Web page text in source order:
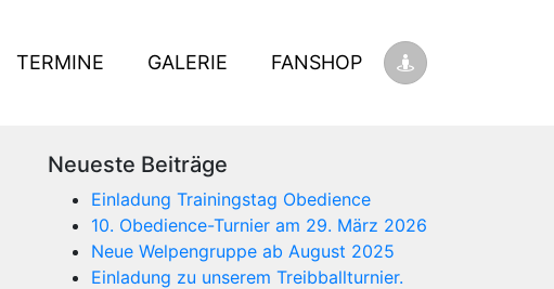
TERMINE GALERIE FANSHOP
Neueste Beiträge
Einladung Trainingstag Obedience
10. Obedience-Turnier am 29. März 2026
Neue Welpengruppe ab August 2025
Einladung zu unserem Treibballturnier.